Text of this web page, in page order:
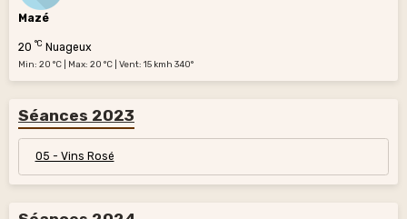
Mazé
20 °C Nuageux
Min: 20 °C | Max: 20 °C | Vent: 15 kmh 340°
Séances 2023
05 - Vins Rosé